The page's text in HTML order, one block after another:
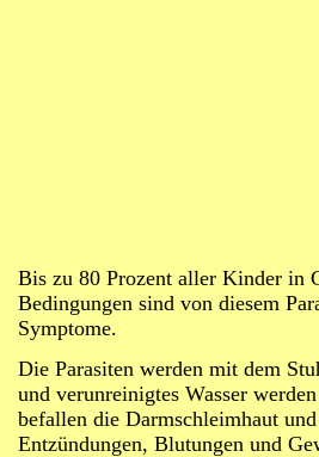
Bis zu 80 Prozent aller Kinder in
Bedingungen sind von diesem
Symptome.
Die Parasiten werden mit dem
und verunreinigtes Wasser
befallen die Darmschleimhaut
Entzündungen, Blutungen und